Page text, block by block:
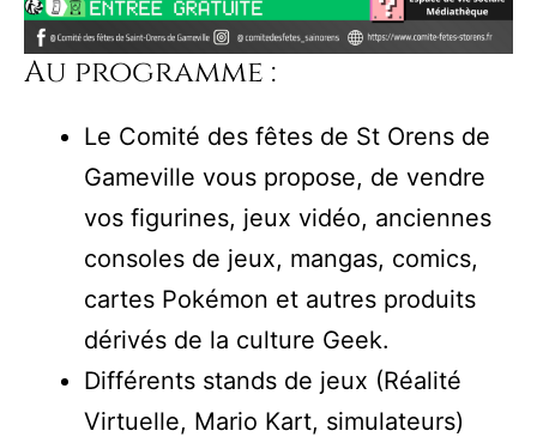
Au programme :
Le Comité des fêtes de St Orens de
Gameville vous propose, de vendre
vos figurines, jeux vidéo, anciennes
consoles de jeux, mangas, comics,
cartes Pokémon et autres produits
dérivés de la culture Geek.
Différents stands de jeux (Réalité
Virtuelle, Mario Kart, simulateurs)